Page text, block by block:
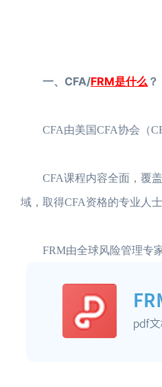
一、CFA/FRM是什么 ？
CFA由美国CFA协会（
CFA课程内容全面，覆盖
域，取得CFA资格的专业人
FRM由全球风险管理专家